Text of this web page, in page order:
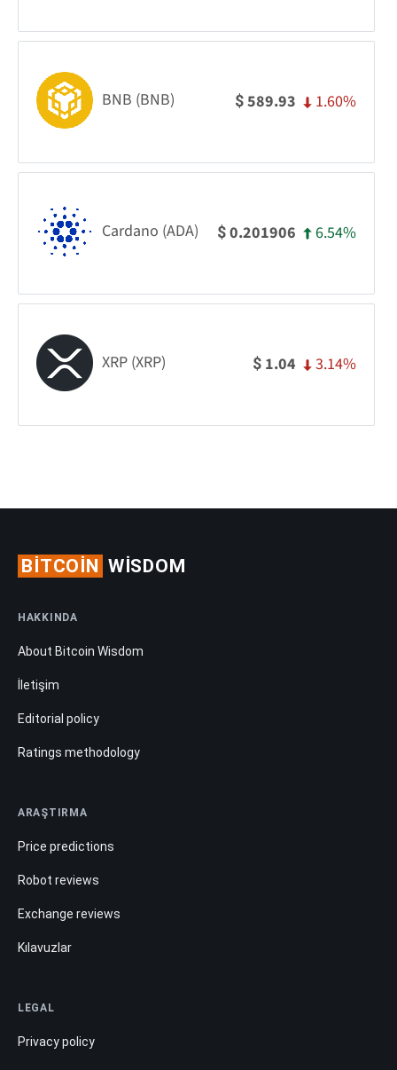
BNB (BNB) $589.93 1.60%
Cardano (ADA) $0.201906 6.54%
XRP (XRP) $ 1.04 3.14%
BITCOIN WISDOM
HAKKINDA
About Bitcoin Wisdom
İletişim
Editorial policy
Ratings methodology
ARAŞTIRMA
Price predictions
Robot reviews
Exchange reviews
Kılavuzlar
LEGAL
Privacy policy